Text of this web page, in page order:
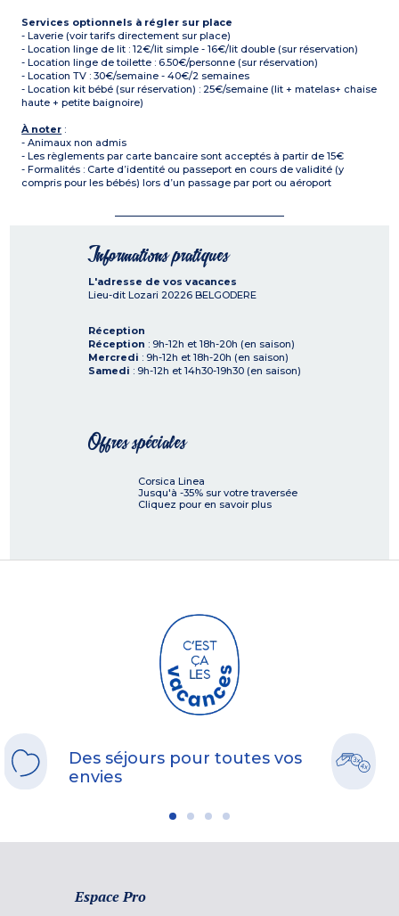
Services optionnels à régler sur place
- Laverie (voir tarifs directement sur place)
- Location linge de lit : 12€/lit simple - 16€/lit double (sur réservation)
- Location linge de toilette : 6.50€/personne (sur réservation)
- Location TV : 30€/semaine - 40€/2 semaines
- Location kit bébé (sur réservation) : 25€/semaine (lit + matelas+ chaise
haute + petite baignoire)
À noter :
- Animaux non admis
- Les règlements par carte bancaire sont acceptés à partir de 15€
- Formalités : Carte d’identité ou passeport en cours de validité (y
compris pour les bébés) lors d’un passage par port ou aéroport
Informations pratiques
L'adresse de vos vacances
Lieu-dit Lozari 20226 BELGODERE
Réception
Réception : 9h-12h et 18h-20h (en saison)
Mercredi : 9h-12h et 18h-20h (en saison)
Samedi : 9h-12h et 14h30-19h30 (en saison)
Offres spéciales
Corsica Linea
Jusqu'à -35% sur votre traversée
Cliquez pour en savoir plus
Des séjours pour toutes vos
envies
Espace Pro